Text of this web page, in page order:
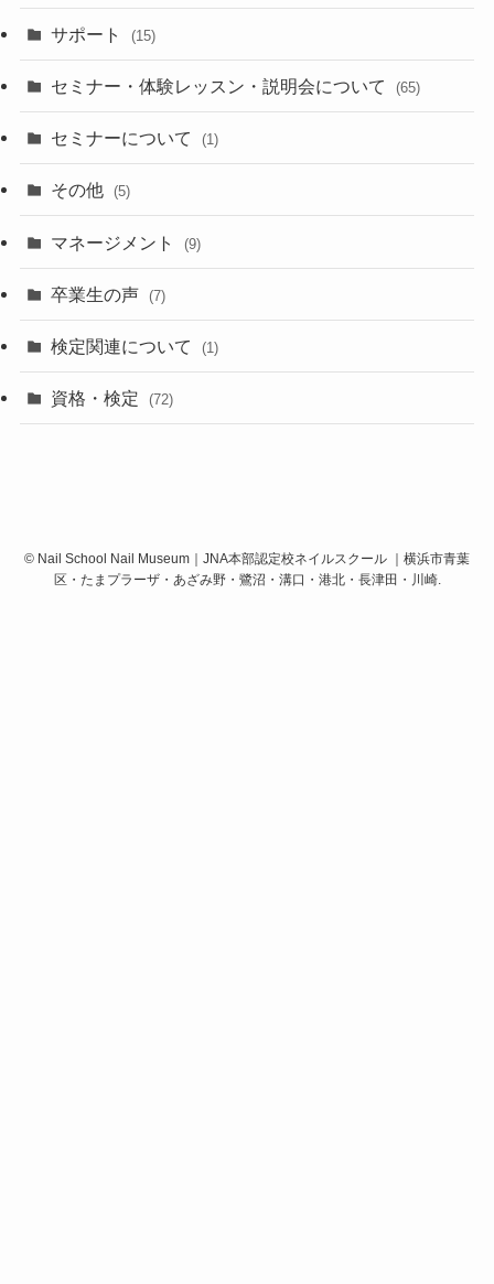
サポート (15)
セミナー・体験レッスン・説明会について (65)
セミナーについて (1)
その他 (5)
マネージメント (9)
卒業生の声 (7)
検定関連について (1)
資格・検定 (72)
© Nail School Nail Museum｜JNA本部認定校ネイルスクール ｜横浜市青葉
区・たまプラーザ・あざみ野・鷺沼・溝口・港北・長津田・川崎.